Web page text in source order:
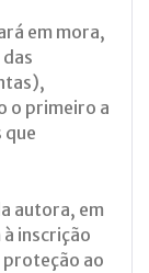
em mora,
o primeiro a
que
autora, em
inscrição
proteção ao